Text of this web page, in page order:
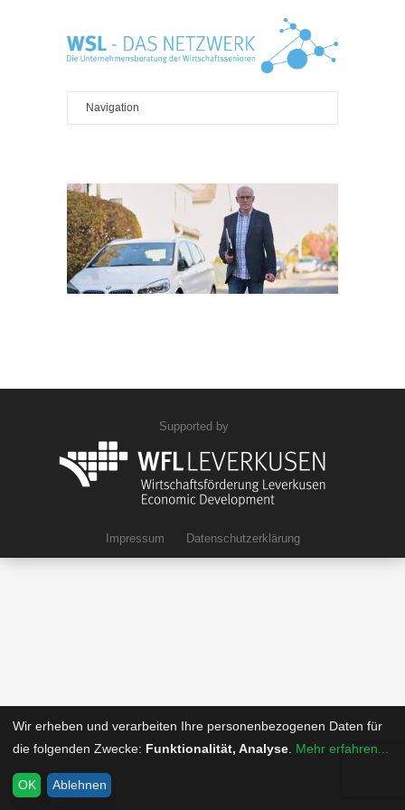
Supported by
Impressum Datenschutzerklärung
Wir erheben und verarbeiten Ihre personenbezogenen Daten für
die folgenden Zwecke: Funktionalität, Analyse Mehr erfahren...
OK Ablehnen